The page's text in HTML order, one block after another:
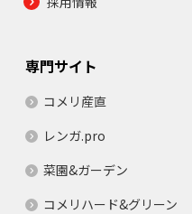
専門サイト
コメリ産直
レンガ.pro
菜園&ガーデン
コメリハード&グリーン